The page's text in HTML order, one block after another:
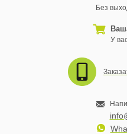
Без
У